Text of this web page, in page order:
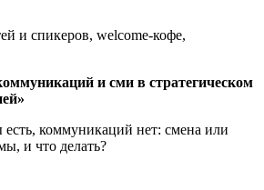
и спикеров, welcome-кофе,
и сми в стратегическом
коммуникаций нет: смена или
и что делать?